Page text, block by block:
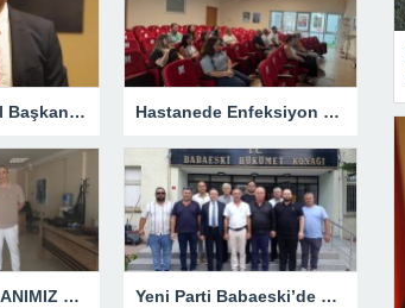
CHP Kırklareli İl Başkanlığına Özgür Kaya Görevlendirildi Hastanede Enfeksiyon Kontrolü Masaya Yatırıldı
BASIN DANIŞMANIMIZ DEĞİLDİR! Yeni Parti Babaeski’de Resmen Kuruldu